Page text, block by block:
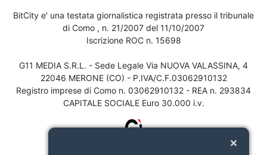
BitCity e' una testata giornalistica registrata presso il tribunale
di Como , n. 21/2007 del 11/10/2007
Iscrizione ROC n. 15698
G11 MEDIA S.R.L. - Sede Legale Via NUOVA VALASSINA, 4
22046 MERONE (CO) - P.IVA/C.F.03062910132
Registro imprese di Como n. 03062910132 - REA n. 293834
CAPITALE SOCIALE Euro 30.000 i.v.